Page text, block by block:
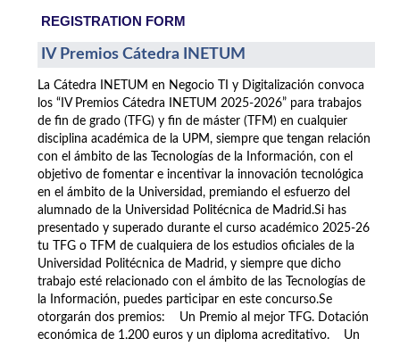
REGISTRATION FORM
IV Premios Cátedra INETUM
La Cátedra INETUM en Negocio TI y Digitalización convoca
los “IV Premios Cátedra INETUM 2025-2026” para trabajos
de fin de grado (TFG) y fin de máster (TFM) en cualquier
disciplina académica de la UPM, siempre que tengan relación
con el ámbito de las Tecnologías de la Información, con el
objetivo de fomentar e incentivar la innovación tecnológica
en el ámbito de la Universidad, premiando el esfuerzo del
alumnado de la Universidad Politécnica de Madrid.Si has
presentado y superado durante el curso académico 2025-26
tu TFG o TFM de cualquiera de los estudios oficiales de la
Universidad Politécnica de Madrid, y siempre que dicho
trabajo esté relacionado con el ámbito de las Tecnologías de
la Información, puedes participar en este concurso.Se
otorgarán dos premios: Un Premio al mejor TFG. Dotación
económica de 1.200 euros y un diploma acreditativo. Un